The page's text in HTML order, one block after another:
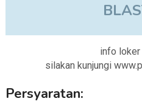
info loker
silakan kunjungi
Persyaratan: